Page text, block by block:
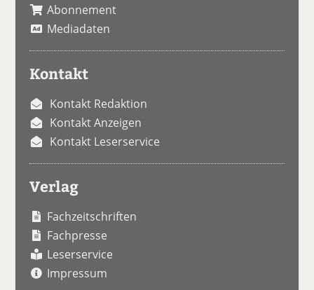
Abonnement
Mediadaten
Kontakt
Kontakt Redaktion
Kontakt Anzeigen
Kontakt Leserservice
Verlag
Fachzeitschriften
Fachpresse
Leserservice
Impressum